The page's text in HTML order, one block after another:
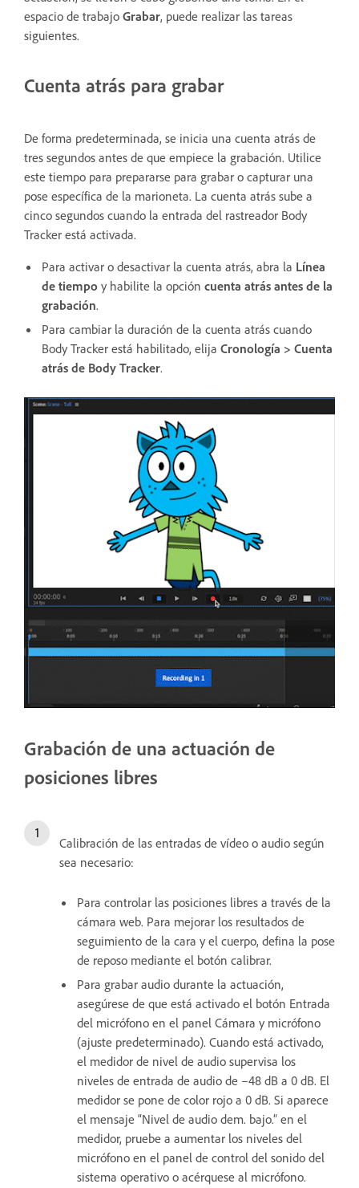
espacio de trabajo Grabar, puede realizar las tareas
siguientes.
Cuenta atrás para grabar
De forma predeterminada, se inicia una cuenta atrás de
tres segundos antes de que empiece la grabación. Utilice
este tiempo para prepararse para grabar o capturar una
pose específica de la marioneta. La cuenta atrás sube a
cinco segundos cuando la entrada del rastreador Body
Tracker está activada.
Para activar o desactivar la cuenta atrás, abra la Línea
de tiempo y habilite la opción cuenta atrás antes de la
grabación.
Para cambiar la duración de la cuenta atrás cuando
Body Tracker está habilitado, elija Cronología > Cuenta
atrás de Body Tracker.
Grabación de una actuación de
posiciones libres
Calibración de las entradas de vídeo o audio según
sea necesario:
Para controlar las posiciones libres a través de la
cámara web. Para mejorar los resultados de
seguimiento de la cara y el cuerpo, defina la pose
de reposo mediante el botón calibrar.
Para grabar audio durante la actuación,
asegúrese de que está activado el botón Entrada
del micrófono en el panel Cámara y micrófono
(ajuste predeterminado). Cuando está activado,
el medidor de nivel de audio supervisa los
niveles de entrada de audio de –48 dB a 0 dB. El
medidor se pone de color rojo a 0 dB. Si aparece
el mensaje “Nivel de audio dem. bajo.” en el
medidor, pruebe a aumentar los niveles del
micrófono en el panel de control del sonido del
sistema operativo o acérquese al micrófono.